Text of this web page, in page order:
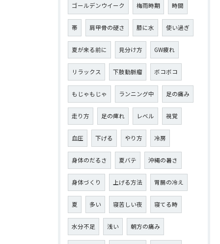
ゴールデンウイーク 梅雨時期 時間
帯 肩甲骨の硬さ 膝に水 使い過ぎ
夏が来る前に 見分け方 GW疲れ
リラックス 下肢動脈瘤 ボコボコ
もじゃもじゃ ランニング中 足の痛み
走り方 足の痺れ レベル 視覚
血圧 下げる やり方 冷房
身体のだるさ 夏バテ 沖縄の暑さ
身体づくり 上げる方法 胃腸の冷え
夏 多い 寝苦しい夜 寝てる時
水分不足 浅い 朝方の痛み